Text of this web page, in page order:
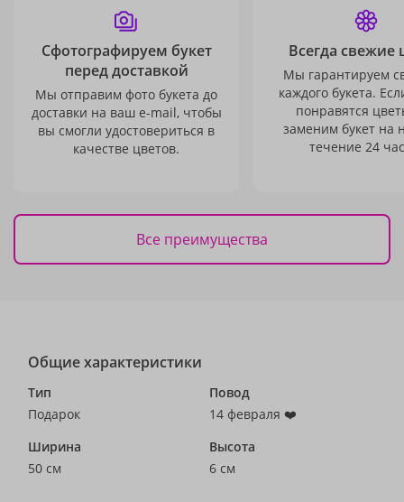
Сфотографируем букет
перед доставкой
Мы отправим фото букета до
доставки на ваш e-mail, чтобы
вы смогли удостовериться в
качестве цветов.
Всегда свежие
Мы гарантируем
каждого букета.
понравятся
заменим букет на
течение 24
Все преимущества
Общие характеристики
Тип
Подарок
Повод
14 февраля ❤️
Ширина
50 см
Высота
6 см